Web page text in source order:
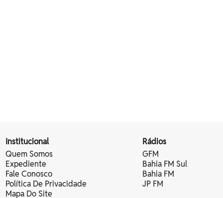
Institucional
Quem Somos
Expediente
Fale Conosco
Política De Privacidade
Mapa Do Site
Rádios
GFM
Bahia FM Sul
Bahia FM
JP FM